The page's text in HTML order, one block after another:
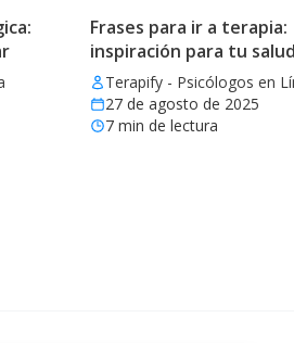
Frases para ir a terapia:
inspiración para tu
Terapify - Psicólogos en
27 de agosto de 2025
7 min de lectura